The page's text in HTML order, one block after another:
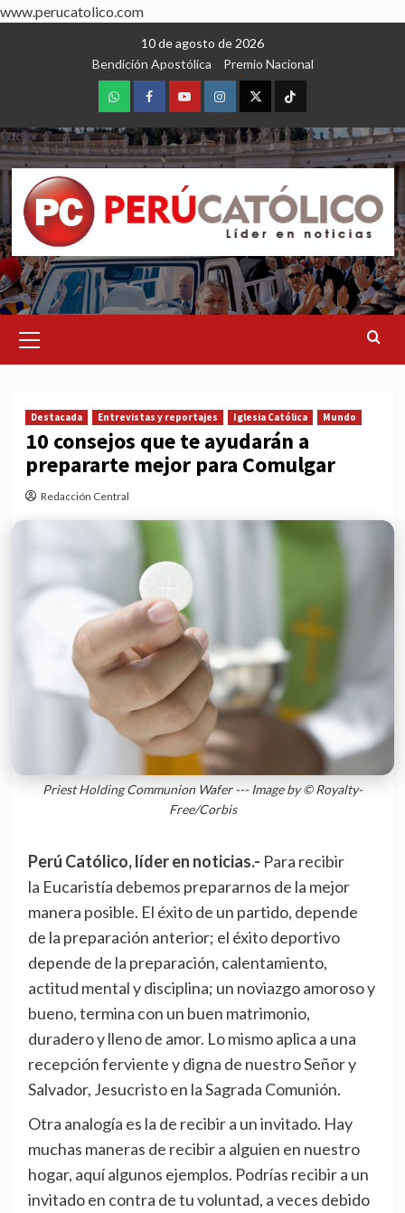
www.perucatolico.com
10 de agosto de 2026
Bendición Apostólica
Premio Nacional
WhatsAppFacebookYoutubeInstagram
X TikTok
Menu
Destacada Entrevistas y reportajes Iglesia Católica Mundo
10 consejos que te ayudarán a
prepararte mejor para Comulgar
Redacción Central
Priest Holding Communion Wafer --- Image by © Royalty-
Free/Corbis
Perú Católico, líder en noticias.- Para recibir
la Eucaristía debemos prepararnos de la mejor
manera posible. El éxito de un partido, depende
de la preparación anterior; el éxito deportivo
depende de la preparación, calentamiento,
actitud mental y disciplina; un noviazgo amoroso y
bueno, termina con un buen matrimonio,
duradero y lleno de amor. Lo mismo aplica a una
recepción ferviente y digna de nuestro Señor y
Salvador, Jesucristo en la Sagrada Comunión.
Otra analogía es la de recibir a un invitado. Hay
muchas maneras de recibir a alguien en nuestro
hogar, aquí algunos ejemplos. Podrías recibir a un
invitado en contra de tu voluntad, a veces debido